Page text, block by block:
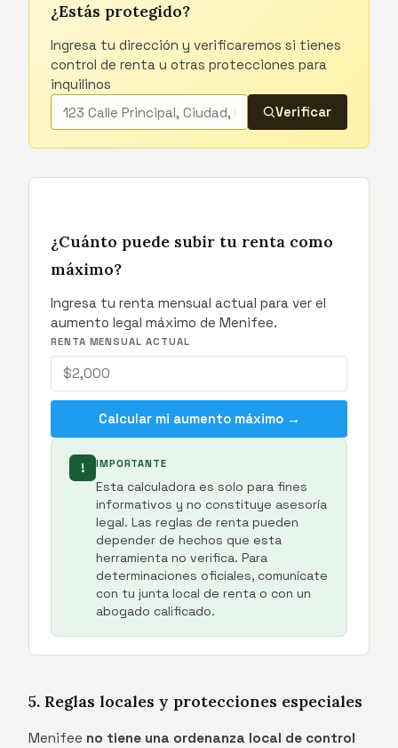
¿Estás protegido?
Ingresa tu dirección y verificaremos si tienes
control de renta u otras protecciones para
inquilinos
Verificar
¿Cuánto puede subir tu renta como
máximo?
Ingresa tu renta mensual actual para ver el
aumento legal máximo de Menifee.
RENTA MENSUAL ACTUAL
Calcular mi aumento máximo →
! IMPORTANTE
Esta calculadora es solo para fines
informativos y no constituye asesoría
legal. Las reglas de renta pueden
depender de hechos que esta
herramienta no verifica. Para
determinaciones oficiales, comunícate
con tu junta local de renta o con un
abogado calificado.
5. Reglas locales y protecciones especiales
Menifee no tiene una ordenanza local de control